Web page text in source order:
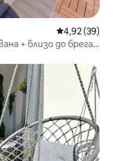
Средна
4,92 (39)
+ близо до брега